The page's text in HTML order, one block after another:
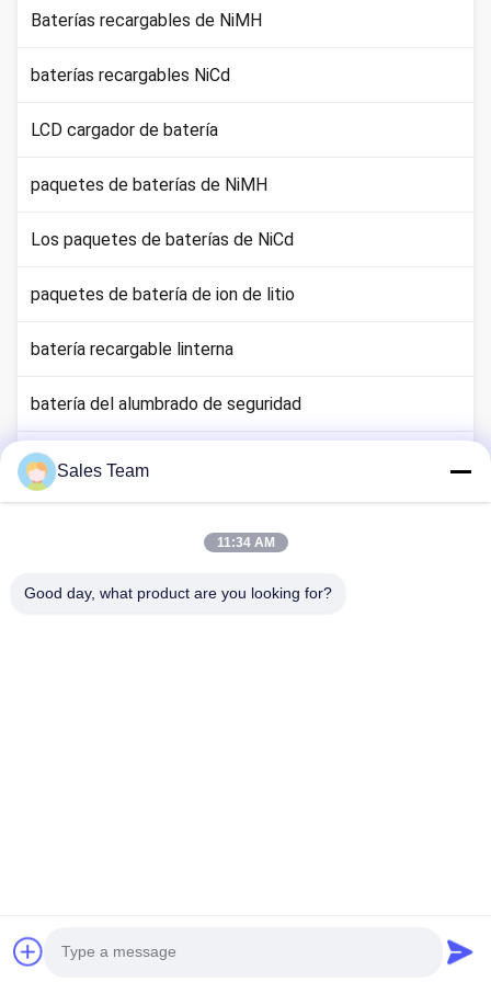
Baterías recargables de NiMH
baterías recargables NiCd
LCD cargador de batería
paquetes de baterías de NiMH
Los paquetes de baterías de NiCd
paquetes de batería de ion de litio
batería recargable linterna
batería del alumbrado de seguridad
Batería de Li Mno2
© 2026 MAXPOWER INDUSTRIAL CO.,LTD. All Rights Reserved.
Sales Team
11:34 AM
Good day, what product are you looking for?